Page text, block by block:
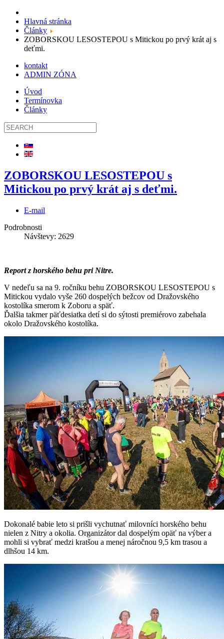
Hlavná stránka
Články
ZOBORSKOU LESOSTEPOU s Mitickou po prvý krát aj s
deťmi.
kontakt
ADMIN ZÓNA
Úvod
Termínovka
Články
ZOBORSKOU LESOSTEPOU s
Mitickou po prvý krát aj s deťmi.
E-mail
Podrobnosti
Návštevy: 2629
Report z horského behu pri Nitre.
V nedeľu sa na 9. ročníku behu ZOBORSKOU LESOSTEPOU s
Mitickou vydalo vyše 260 dospelých bežcov od Dražovského
kostolíka smerom k Zoboru a späť.
Ďalšia takmer päťdesiatka detí si do sýtosti premiérovo zabehala
okolo Dražovského kostolíka.
Dokonalé babie leto si prišli vychutnať milovníci horského behu
nielen z Nitry a okolia. Organizátor dal dospelým opäť na výber a
mohli si vybrať medzi kratšou a menej náročnou 9,5 km trasou a
dlhšou 14 km.